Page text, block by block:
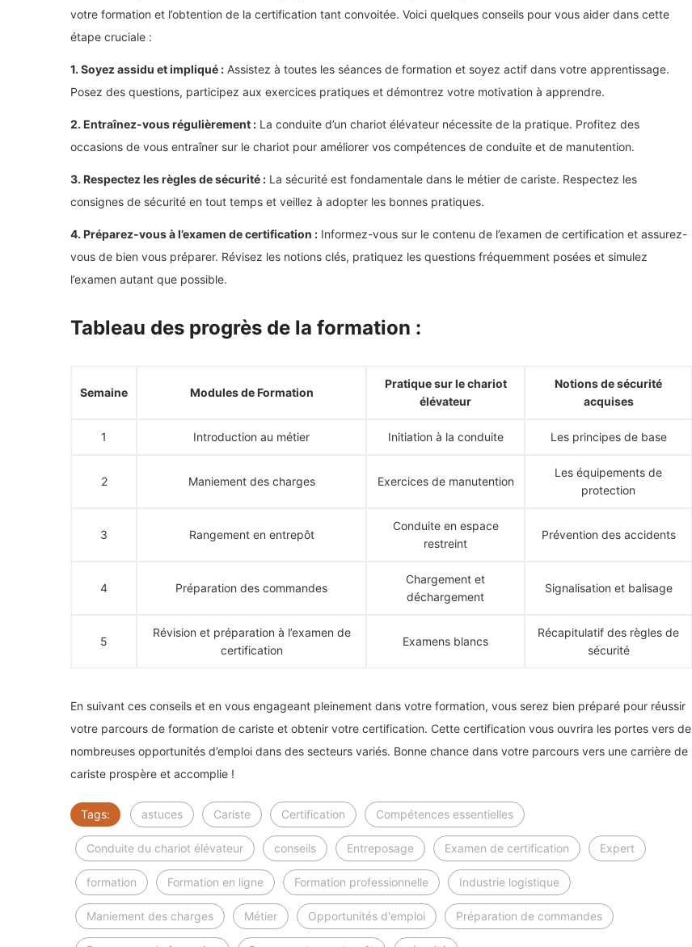
votre formation et l’obtention de la certification tant convoitée. Voici quelques conseils pour vous aider dans cette
étape cruciale :
1. Soyez assidu et impliqué : Assistez à toutes les séances de formation et soyez actif dans votre apprentissage.
Posez des questions, participez aux exercices pratiques et démontrez votre motivation à apprendre.
2. Entraînez-vous régulièrement : La conduite d’un chariot élévateur nécessite de la pratique. Profitez des
occasions de vous entraîner sur le chariot pour améliorer vos compétences de conduite et de manutention.
3. Respectez les règles de sécurité : La sécurité est fondamentale dans le métier de cariste. Respectez les
consignes de sécurité en tout temps et veillez à adopter les bonnes pratiques.
4. Préparez-vous à l’examen de certification : Informez-vous sur le contenu de l’examen de certification et assurez-
vous de bien vous préparer. Révisez les notions clés, pratiquez les questions fréquemment posées et simulez
l’examen autant que possible.
Tableau des progrès de la formation :
Semaine Modules de Formation
Pratique sur le chariot
élévateur
Notions de sécurité
acquises
1 Introduction au métier Initiation à la conduite Les principes de base
2 Maniement des charges Exercices de manutention
Les équipements de
protection
3 Rangement en entrepôt
Conduite en espace
restreint
Prévention des accidents
4 Préparation des commandes
Chargement et
déchargement
Signalisation et balisage
5
Révision et préparation à l’examen de
certification
Examens blancs
Récapitulatif des règles de
sécurité
En suivant ces conseils et en vous engageant pleinement dans votre formation, vous serez bien préparé pour réussir
votre parcours de formation de cariste et obtenir votre certification. Cette certification vous ouvrira les portes vers de
nombreuses opportunités d’emploi dans des secteurs variés. Bonne chance dans votre parcours vers une carrière de
cariste prospère et accomplie !
Tags: astuces Cariste Certification Compétences essentielles
Conduite du chariot élévateur conseils Entreposage Examen de certification Expert
formation Formation en ligne Formation professionnelle Industrie logistique
Maniement des charges Métier Opportunités d'emploi Préparation de commandes